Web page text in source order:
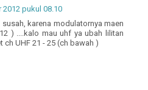
2012 pukul 08.10
karena modulatornya maen
) ....kalo mau uhf ya ubah lilitan
UHF 21 - 25 (ch bawah )